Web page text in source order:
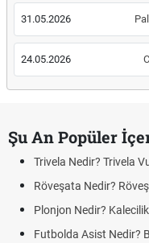
31.05.2026
24.05.2026
Şu An Popüler
Trivela Nedir? Trivela
Röveşata Nedir?
Plonjon Nedir?
Futbolda Asist Nedir?